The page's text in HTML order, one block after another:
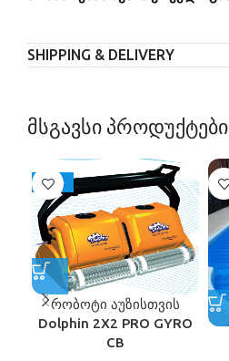
SHIPPING & DELIVERY
მსგავსი პროდუქტები
-10%
რობოტი აუზისთვის
Dolphin 2X2 PRO GYRO
CB